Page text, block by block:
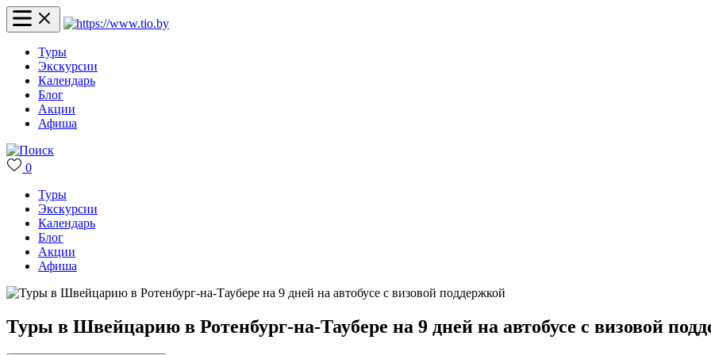
Туры
Экскурсии
Календарь
Блог
Акции
Афиша
0
Туры
Экскурсии
Календарь
Блог
Акции
Афиша
Туры в Швейцарию в Ротенбург-на-Таубере на 9 дней на автобусе с визовой